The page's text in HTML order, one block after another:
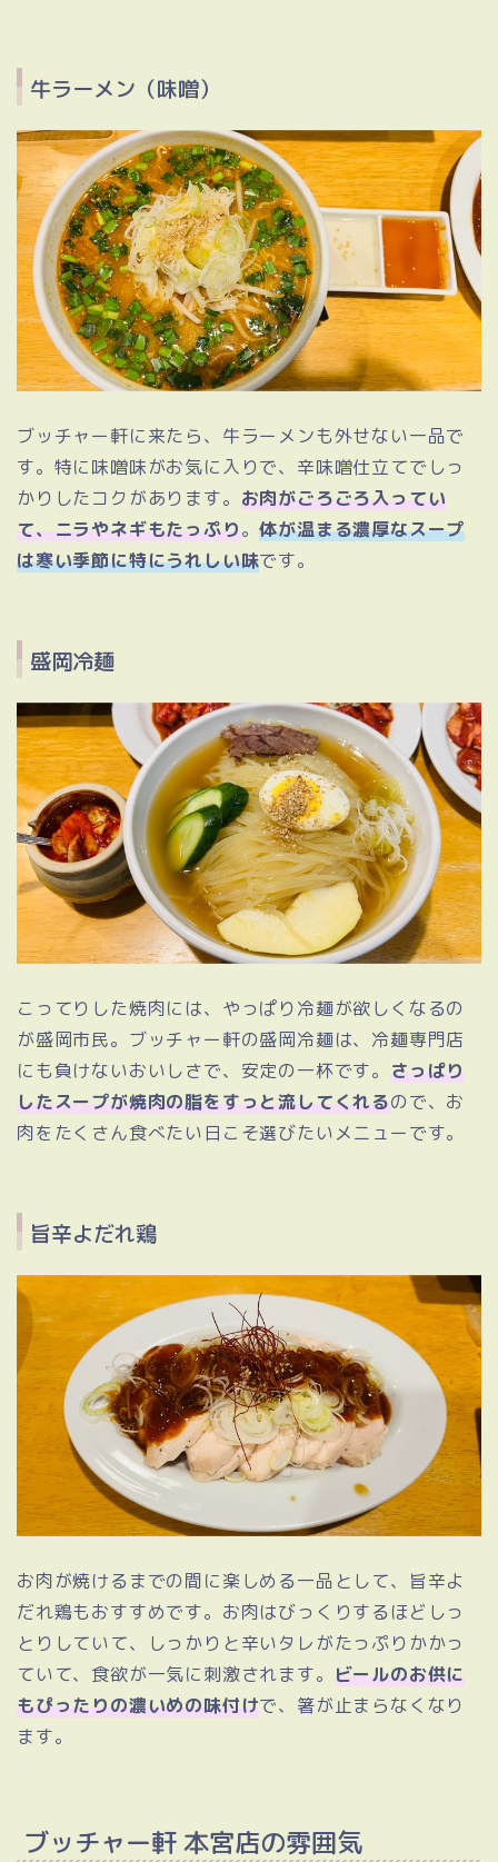
牛ラーメン（味噌）
ブッチャー軒に来たら、牛ラーメンも外せない一品で
す。特に味噌味がお気に入りで、辛味噌仕立てでしっ
かりしたコクがあります。 お肉がごろごろ入ってい
て、ニラやネギもたっぷり。体が温まる濃厚なスープ
は寒い季節に特にうれしい味です。
盛岡冷麺
こってりした焼肉には、やっぱり冷麺が欲しくなるの
が盛岡市民。ブッチャー軒の盛岡冷麺は、冷麺専門店
にも負けないおいしさで、安定の一杯です。 さっぱり
したスープが焼肉の脂をすっと流してくれるので、お
肉をたくさん食べたい日こそ選びたいメニューです。
旨辛よだれ鶏
お肉が焼けるまでの間に楽しめる一品として、旨辛よ
だれ鶏もおすすめです。お肉はびっくりするほどしっ
とりしていて、しっかりと辛いタレがたっぷりかかっ
ていて、食欲が一気に刺激されます。 ビールのお供に
もぴったりの濃いめの味付けで、箸が止まらなくなり
ます。
ブッチャー軒 本宮店の雰囲気